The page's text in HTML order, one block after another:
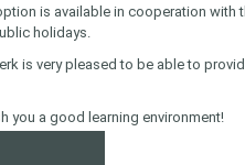
is available in cooperation with
holidays.
is very pleased to be able to
you a good learning environment!